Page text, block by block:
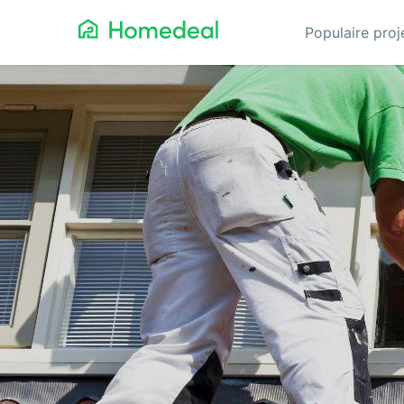
Populaire
Aanbouw
Airco
Architect
Asbest verwijderen
Badkamerspecialist
Bestraten
Cv-ketel
Dakbedekking